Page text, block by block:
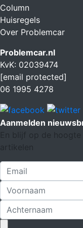
Column
Huisregels
Over Problemcar
Problemcar.nl
KvK: 02039474
[email protected]
06 1995 4278
Aanmelden
En blijf op de
artikelen